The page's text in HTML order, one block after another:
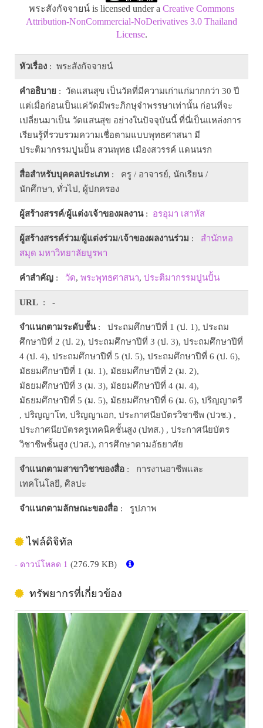
พระสังกัจจายน์ is licensed under a Creative Commons
Attribution-NonCommercial-NoDerivatives 3.0 Thailand
License.
หัวเรื่อง : พระสังกัจจายน์
คำอธิบาย : วัดแสนสุข เป็นวัดที่มีความเก่าแก่มากกว่า 30 ปี
แต่เมื่อก่อนเป็นแค่วัดมีพระภิกษุจำพรรษาเท่านั้น ก่อนที่จะ
เปลี่ยนมาเป็น วัดแสนสุข อย่างในปัจจุบันนี้ ที่นี่เป็นแหล่งการ
เรียนรู้ที่รวบรวมความเชื่อตามแบบพุทธศาสนา มี
ประติมากรรมปูนปั้น สวนพุทธ เมืองสวรรค์ แดนนรก
สื่อสำหรับบุคคลประเภท : ครู / อาจารย์, นักเรียน /
นักศึกษา, ทั่วไป, ผู้ปกครอง
ผู้สร้างสรรค์/ผู้แต่ง/เจ้าของผลงาน: อรอุมา เสาหัส
ผู้สร้างสรรค์ร่วม/ผู้แต่งร่วม/เจ้าของผลงานร่วม : สำนักหอ
สมุด มหาวิทยาลัยบูรพา
คำสำคัญ : วัด, พระพุทธศาสนา, ประติมากรรมปูนปั้น
URL : -
จำแนกตามระดับชั้น: ประถมศึกษาปีที่ 1 (ป. 1), ประถม
ศึกษาปีที่ 2 (ป. 2), ประถมศึกษาปีที่ 3 (ป. 3), ประถมศึกษาปีที่
4 (ป. 4), ประถมศึกษาปีที่ 5 (ป. 5), ประถมศึกษาปีที่ 6 (ป. 6),
มัธยมศึกษาปีที่ 1 (ม. 1), มัธยมศึกษาปีที่ 2 (ม. 2),
มัธยมศึกษาปีที่ 3 (ม. 3), มัธยมศึกษาปีที่ 4 (ม. 4),
มัธยมศึกษาปีที่ 5 (ม. 5), มัธยมศึกษาปีที่ 6 (ม. 6), ปริญญาตรี
, ปริญญาโท, ปริญญาเอก, ประกาศนียบัตรวิชาชีพ (ปวช.) ,
ประกาศนียบัตรครูเทคนิคชั้นสูง (ปทส.) , ประกาศนียบัตร
วิชาชีพชั้นสูง (ปวส.), การศึกษาตามอัธยาศัย
จำแนกตามสาขาวิชาของสื่อ : การงานอาชีพและ
เทคโนโลยี, ศิลปะ
จำแนกตามลักษณะของสื่อ : รูปภาพ
ไฟล์ดิจิทัล
- ดาวน์โหลด 1 (276.79 KB)
ทรัพยากรที่เกี่ยวข้อง